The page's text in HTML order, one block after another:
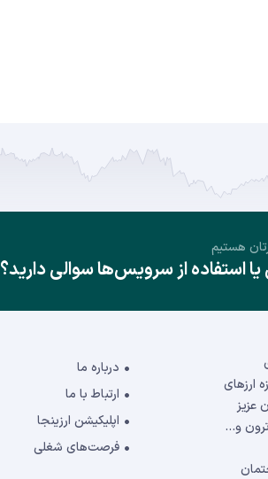
هستیم
از سرویس‌ها سوالی دارید؟
ارزهای
عزیز
و...
بن‌بست بهار، پلاک 6، ساختمان
درباره ما
ارتباط با ما
اپلیکیشن ارزینجا
فرصت‌های شغلی